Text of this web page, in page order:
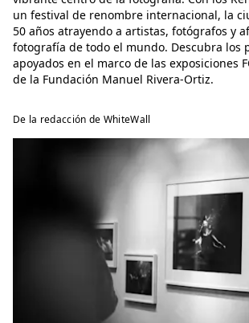
un festival de renombre internacional, la
50 años atrayendo a artistas, fotógrafos y
fotografía de todo el mundo. Descubra los
apoyados en el marco de las exposiciones
de la Fundación Manuel Rivera-Ortiz.
De la redacción de WhiteWall